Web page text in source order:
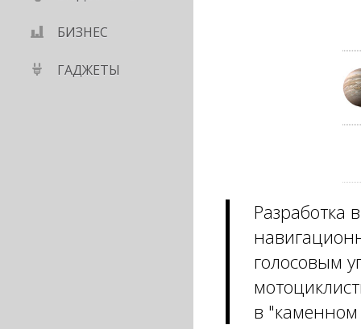
БИЗНЕС
ГАДЖЕТЫ
Разработка
голосовым
в "каменном